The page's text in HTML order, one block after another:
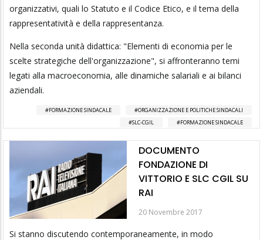
organizzativi, quali lo Statuto e il Codice Etico, e il tema della
rappresentatività e della rappresentanza.
Nella seconda unità didattica: "Elementi di economia per le
scelte strategiche dell'organizzazione", si affronteranno temi
legati alla macroeconomia, alle dinamiche salariali e ai bilanci
aziendali.
FORMAZIONE SINDACALE
ORGANIZZAZIONE E POLITICHE SINDACALI
SLC-CGIL
FORMAZIONE SINDACALE
DOCUMENTO
FONDAZIONE DI
VITTORIO E SLC CGIL SU
RAI
20 Novembre 2017
Si stanno discutendo contemporaneamente, in modo